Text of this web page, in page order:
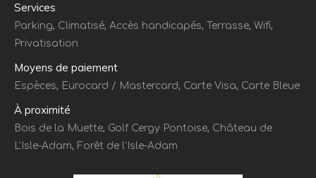
Services
Parking, Climatisé, Accès handicapés, Terrasse, Wifi,
Privatisation
Moyens de paiement
Espèces, Eurocard / Mastercard, Carte Visa, Carte Bleue
À proximité
Bois de la Muette, Golf Cergy Pontoise, Château de
L'Isle-Adam, Forêt de l’Isle-Adam